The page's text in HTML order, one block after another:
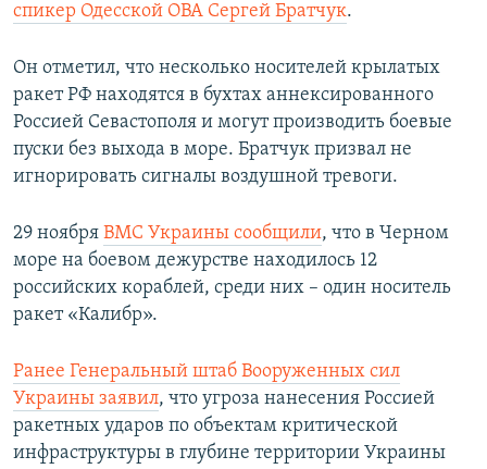
спикер Одесской ОВА Сергей Братчук.
Он отметил, что несколько носителей крылатых
ракет РФ находятся в бухтах аннексированного
Россией Севастополя и могут производить боевые
пуски без выхода в море. Братчук призвал не
игнорировать сигналы воздушной тревоги.
29 ноября ВМС Украины сообщили, что в Черном
море на боевом дежурстве находилось 12
российских кораблей, среди них – один носитель
ракет «Калибр».
Ранее Генеральный штаб Вооруженных сил
Украины заявил, что угроза нанесения Россией
ракетных ударов по объектам критической
инфраструктуры в глубине территории Украины